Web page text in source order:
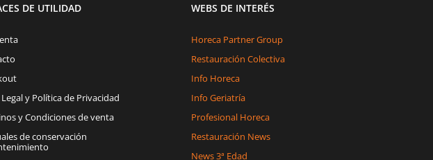
DE UTILIDAD
y Política de Privacidad
y Condiciones de venta
de conservación
WEBS DE INTERÉS
Horeca Partner Group
Restauración Colectiva
Info Horeca
Info Geriatría
Profesional Horeca
Restauración News
News 3ª Edad